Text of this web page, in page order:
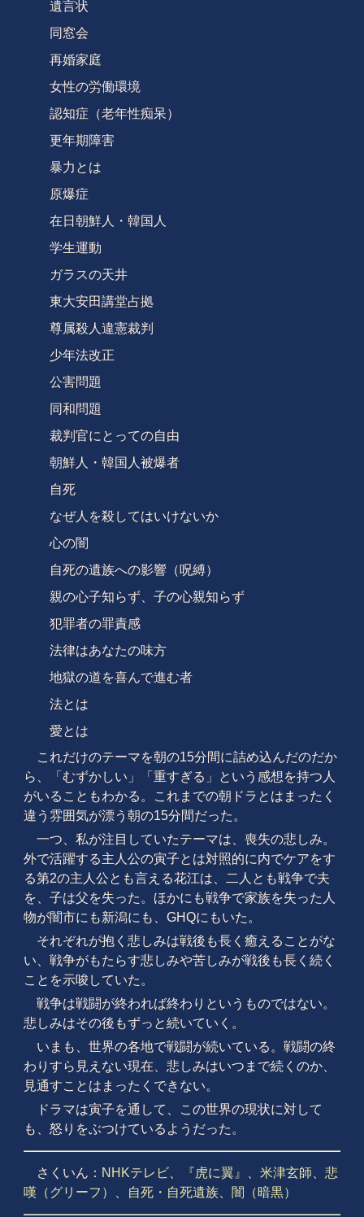
遺言状
同窓会
再婚家庭
女性の労働環境
認知症（老年性痴呆）
更年期障害
暴力とは
原爆症
在日朝鮮人・韓国人
学生運動
ガラスの天井
東大安田講堂占拠
尊属殺人違憲裁判
少年法改正
公害問題
同和問題
裁判官にとっての自由
朝鮮人・韓国人被爆者
自死
なぜ人を殺してはいけないか
心の闇
自死の遺族への影響（呪縛）
親の心子知らず、子の心親知らず
犯罪者の罪責感
法律はあなたの味方
地獄の道を喜んで進む者
法とは
愛とは
これだけのテーマを朝の15分間に詰め込んだのだか
ら、「むずかしい」「重すぎる」という感想を持つ人
がいることもわかる。これまでの朝ドラとはまったく
違う雰囲気が漂う朝の15分間だった。
一つ、私が注目していたテーマは、喪失の悲しみ。
外で活躍する主人公の寅子とは対照的に内でケアをす
る第2の主人公とも言える花江は、二人とも戦争で夫
を、子は父を失った。ほかにも戦争で家族を失った人
物が闇市にも新潟にも、GHQにもいた。
それぞれが抱く悲しみは戦後も長く癒えることがな
い、戦争がもたらす悲しみや苦しみが戦後も長く続く
ことを示唆していた。
戦争は戦闘が終われば終わりというものではない。
悲しみはその後もずっと続いていく。
いまも、世界の各地で戦闘が続いている。戦闘の終
わりすら見えない現在、悲しみはいつまで続くのか、
見通すことはまったくできない。
ドラマは寅子を通して、この世界の現状に対して
も、怒りをぶつけているようだった。
さくいん： NHKテレビ、 『虎に翼』 米津玄師
悲
嘆（グリーフ）
自死・自死遺族、 闇（暗黒）